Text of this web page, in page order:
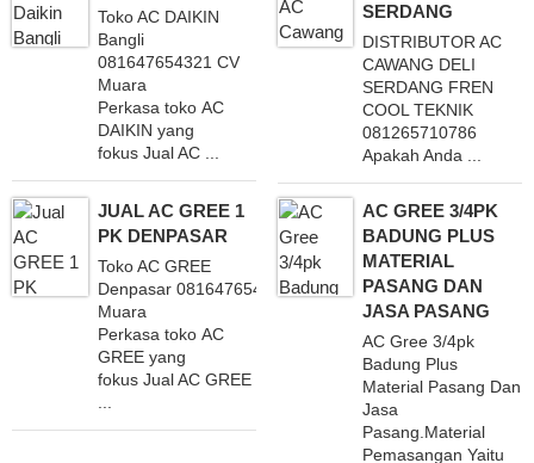
Toko AC DAIKIN
Bangli
081647654321 CV
Muara
Perkasa toko AC
DAIKIN yang
fokus Jual AC ...
SERDANG
DISTRIBUTOR AC
CAWANG DELI
SERDANG FREN
COOL TEKNIK
081265710786
Apakah Anda ...
JUAL AC GREE 1
PK DENPASAR
Toko AC GREE
Denpasar 081647654321 CV
Muara
Perkasa toko AC
GREE yang
fokus Jual AC GREE
AC GREE 3/4PK
BADUNG PLUS
MATERIAL
PASANG DAN
JASA PASANG
AC Gree 3/4pk
Badung Plus
Material Pasang Dan
Jasa
Pasang.Material
Pemasangan Yaitu